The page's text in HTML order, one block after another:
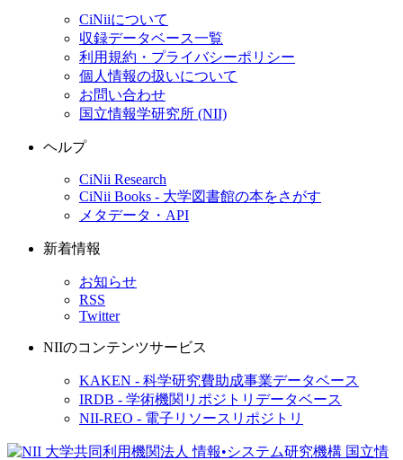
CiNiiについて
収録データベース一覧
利用規約・プライバシーポリシー
個人情報の扱いについて
お問い合わせ
国立情報学研究所 (NII)
ヘルプ
CiNii Research
CiNii Books - 大学図書館の本をさがす
メタデータ・API
新着情報
お知らせ
RSS
Twitter
NIIのコンテンツサービス
KAKEN - 科学研究費助成事業データベース
IRDB - 学術機関リポジトリデータベース
NII-REO - 電子リソースリポジトリ